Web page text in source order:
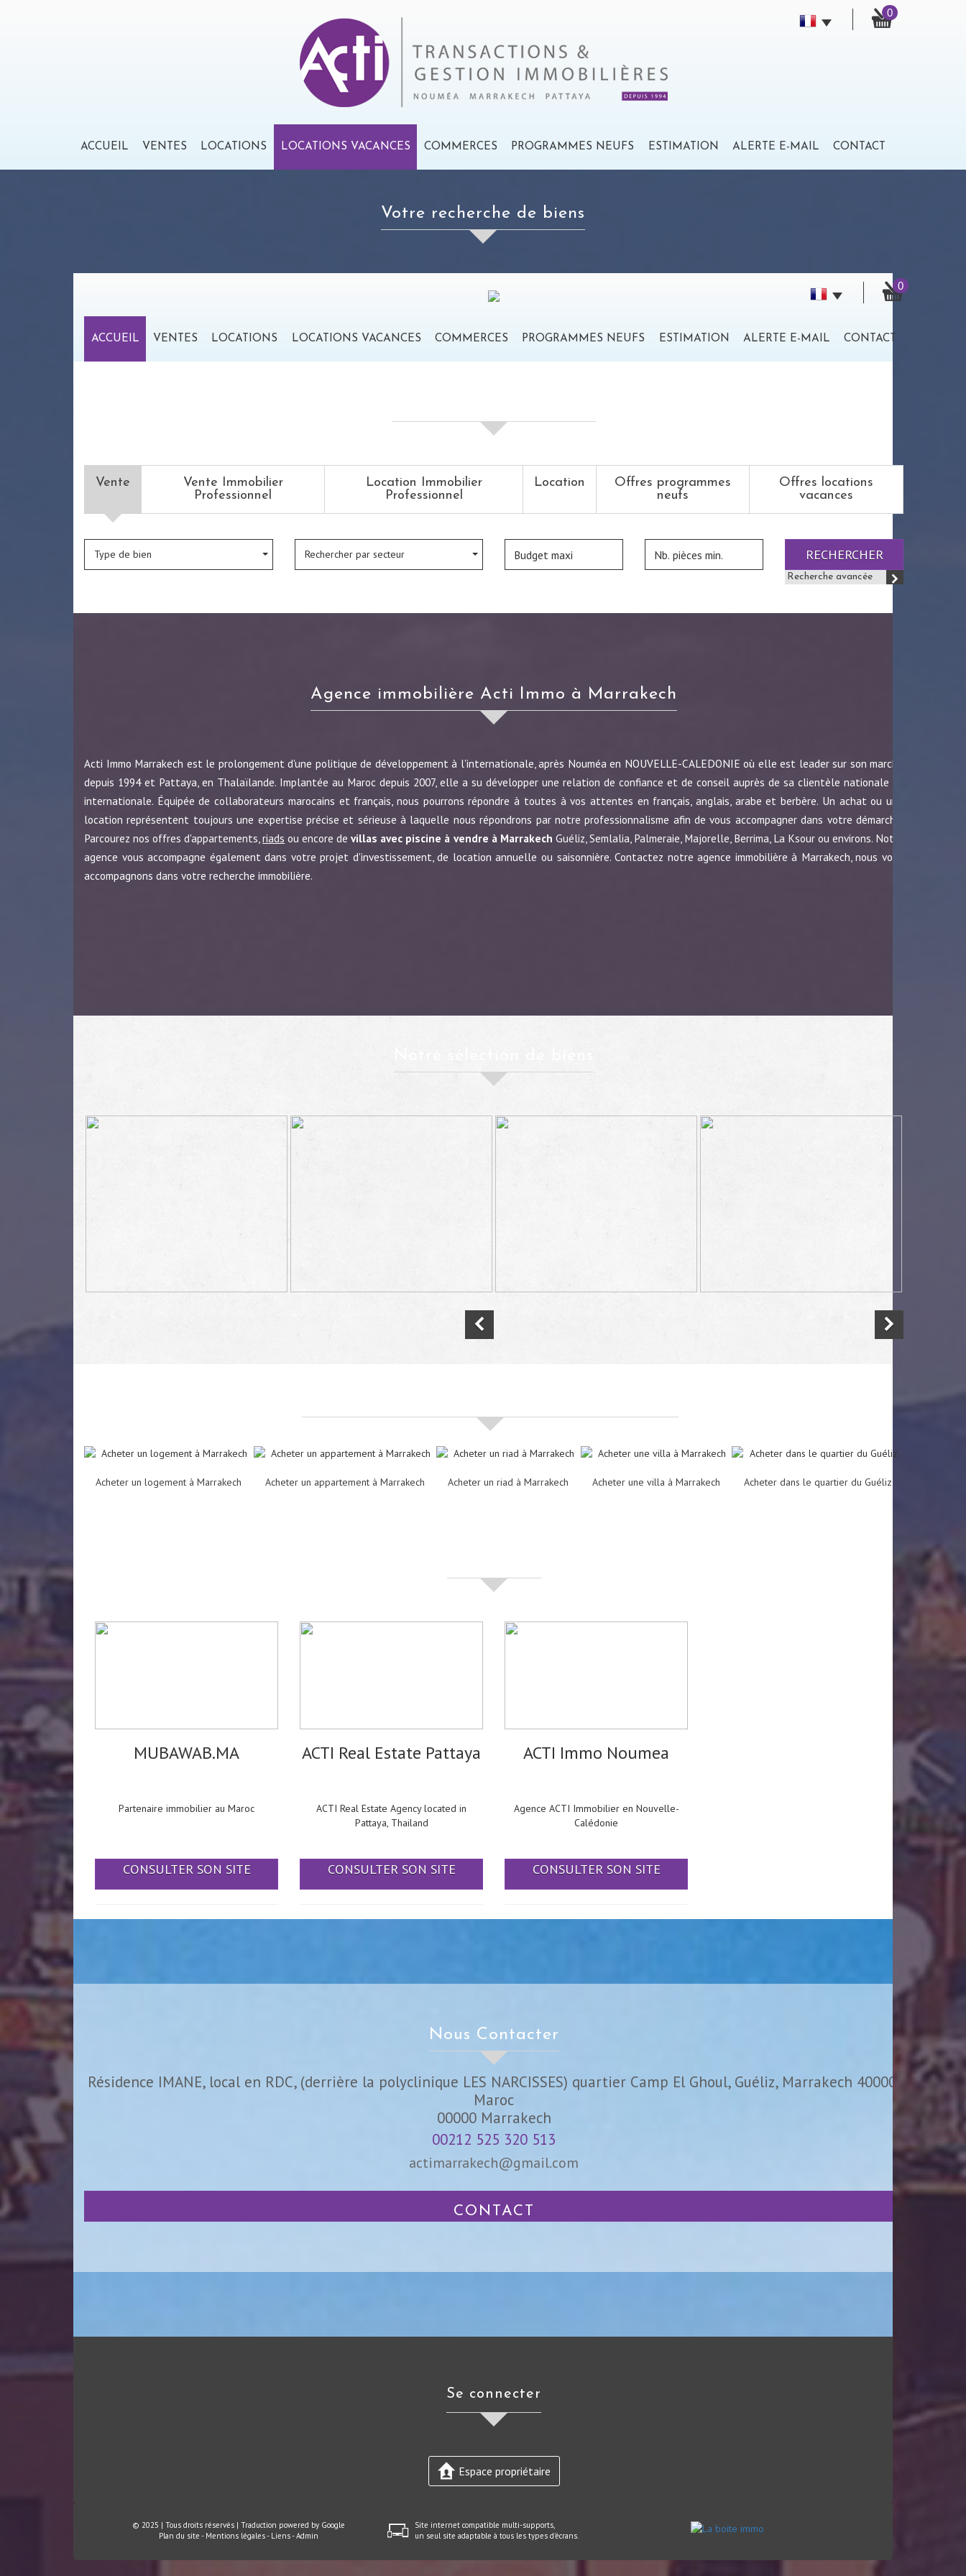
0
ACCUEIL VENTES LOCATIONS LOCATIONS VACANCES COMMERCES PROGRAMMES NEUFS ESTIMATION ALERTE E-MAIL CONTACT
Votre recherche de biens
0
ACCUEIL VENTES LOCATIONS LOCATIONS VACANCES COMMERCES PROGRAMMES NEUFS ESTIMATION ALERTE E-MAIL CONTACT
Vente
Vente Immobilier
Professionnel
Location Immobilier
Professionnel
Location
Offres programmes
neufs
Offres locations
vacances
Type de bien Rechercher par secteur RECHERCHER
Recherche avancée
Agence immobilière Acti Immo à Marrakech
Acti Immo Marrakech est le prolongement d'une politique de développement à l'internationale, après Nouméa en NOUVELLE-CALEDONIE où elle est leader sur son marché
depuis 1994 et Pattaya, en Thalaïlande. Implantée au Maroc depuis 2007, elle a su développer une relation de confiance et de conseil auprès de sa clientèle nationale et
internationale. Équipée de collaborateurs marocains et français, nous pourrons répondre à toutes à vos attentes en français, anglais, arabe et berbère. Un achat ou une
location représentent toujours une expertise précise et sérieuse à laquelle nous répondrons par notre professionnalisme afin de vous accompagner dans votre démarche.
Parcourez nos offres d'appartements,riads ou encore devillas avec piscine à vendre à Marrakech Guéliz, Semlalia, Palmeraie, Majorelle, Berrima, La Ksour ou environs. Notre
agence vous accompagne également dans votre projet d'investissement, de location annuelle ou saisonnière. Contactez notre agence immobilière à Marrakech, nous vous
accompagnons dans votre recherche immobilière.
Acheter un logement à Marrakech Acheter un appartement à Marrakech Acheter un riad à Marrakech Acheter une villa à Marrakech Acheter dans le quartier du Guéliz
MUBAWAB.MA
Partenaire immobilier au Maroc
CONSULTER SON SITE
ACTI Real Estate Pattaya
ACTI Real Estate Agency located in
Pattaya, Thailand
CONSULTER SON SITE
ACTI Immo Noumea
Agence ACTI Immobilier en Nouvelle-
Calédonie
CONSULTER SON SITE
Nous Contacter
Résidence IMANE, local en RDC, (derrière la polyclinique LES NARCISSES) quartier Camp El Ghoul, Guéliz, Marrakech 40000,
Maroc
00000 Marrakech
00212 525 320 513
actimarrakech@gmail.com
CONTACT
Se connecter
Espace propriétaire
© 2025 | Tous droits réservés | Traduction powered by Google
Plan du site - Mentions légales- Liens-Admin
Site internet compatible multi-supports,
un seul site adaptable à tous les types d'écrans.